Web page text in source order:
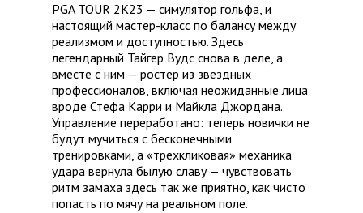
PGA TOUR 2K23 — симулятор гольфа, и
настоящий мастер-класс по балансу между
реализмом и доступностью. Здесь
легендарный Тайгер Вудс снова в деле, а
вместе с ним — ростер из звёздных
профессионалов, включая неожиданные лица
вроде Стефа Карри и Майкла Джордана.
Управление переработано: теперь новички не
будут мучиться с бесконечными
тренировками, а «трехкликовая» механика
удара вернула былую славу — чувствовать
ритм замаха здесь так же приятно, как чисто
попасть по мячу на реальном поле.